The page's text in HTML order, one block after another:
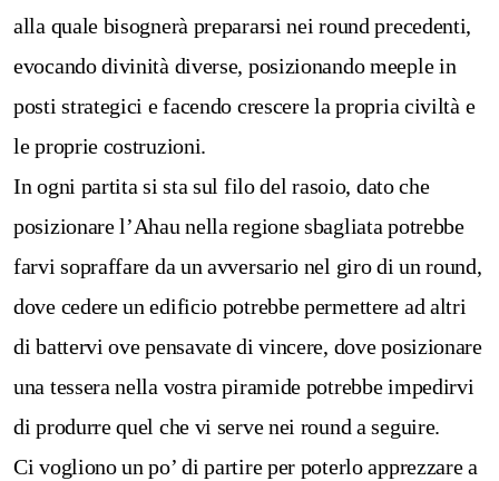
alla quale bisognerà prepararsi nei round precedenti,
evocando divinità diverse, posizionando meeple in
posti strategici e facendo crescere la propria civiltà e
le proprie costruzioni.
In ogni partita si sta sul filo del rasoio, dato che
posizionare l’Ahau nella regione sbagliata potrebbe
farvi sopraffare da un avversario nel giro di un round,
dove cedere un edificio potrebbe permettere ad altri
di battervi ove pensavate di vincere, dove posizionare
una tessera nella vostra piramide potrebbe impedirvi
di produrre quel che vi serve nei round a seguire.
Ci vogliono un po’ di partire per poterlo apprezzare a